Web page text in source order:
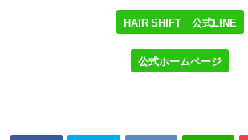
HAIR SHIFT 公式LINE
公式ホームページ